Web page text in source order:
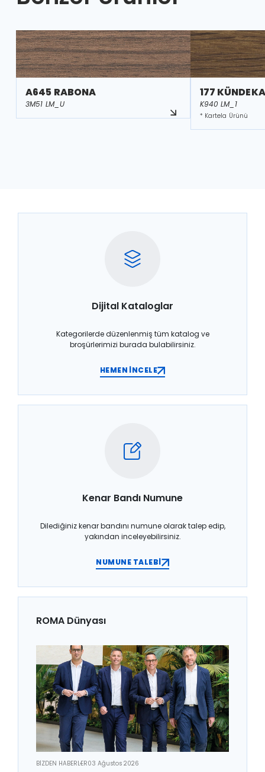
A645 RABONA
3M51 LM_U
177
K940 LM_1
* Kartela Ürünü
Dijital Kataloglar
Kategorilerde düzenlenmiş tüm katalog ve
broşürlerimizi burada bulabilirsiniz.
HEMEN İNCELE
Kenar Bandı Numune
Dilediğiniz kenar bandını numune olarak talep edip,
yakından inceleyebilirsiniz.
NUMUNE TALEBİ
ROMA Dünyası
BİZDEN HABERLER03 Ağustos 2026